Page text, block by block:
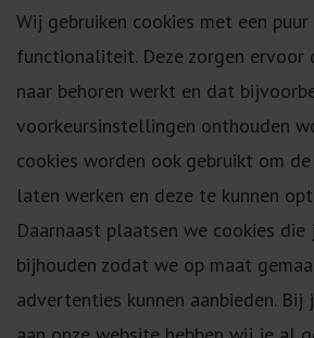
Wij gebruiken cookies met een puur
functionaliteit. Deze zorgen ervoor
naar behoren werkt en dat
voorkeursinstellingen onthouden
cookies worden ook gebruikt om
laten werken en deze te kunnen
Daarnaast plaatsen we cookies
bijhouden zodat we op maat
advertenties kunnen aanbieden. Bij